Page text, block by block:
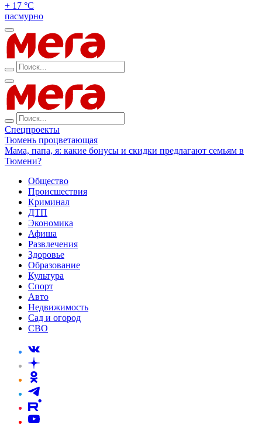
+ 17 °С
пасмурно
Спецпроекты
Тюмень процветающая
Мама, папа, я: какие бонусы и скидки предлагают семьям в
Тюмени?
Общество
Происшествия
Криминал
ДТП
Экономика
Афиша
Развлечения
Здоровье
Образование
Культура
Спорт
Авто
Недвижимость
Сад и огород
СВО